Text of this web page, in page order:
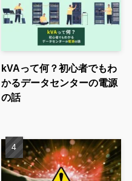
kVAって何？初心者でもわ
かるデータセンターの電源
の話